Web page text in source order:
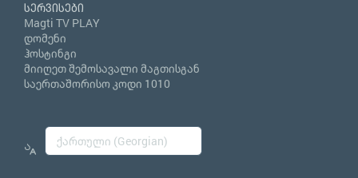
სერვისები
Magti TV PLAY
დომენი
ჰოსტინგი
მიიღეთ შემოსავალი მაგთისგან
საერთაშორისო კოდი 1010